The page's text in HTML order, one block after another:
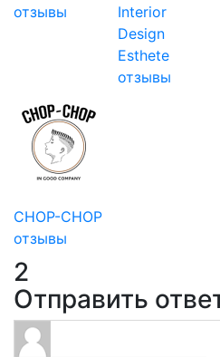
отзывы
Interior
Design
Esthete
отзывы
CHOP-CHOP
отзывы
2
Отправить